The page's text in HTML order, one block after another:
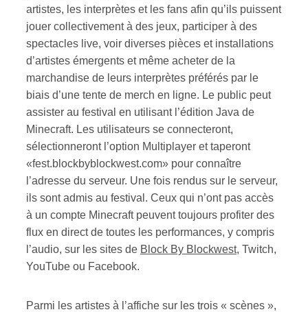
artistes, les interprètes et les fans afin qu’ils puissent
jouer collectivement à des jeux, participer à des
spectacles live, voir diverses pièces et installations
d’artistes émergents et même acheter de la
marchandise de leurs interprètes préférés par le
biais d’une tente de merch en ligne. Le public peut
assister au festival en utilisant l’édition Java de
Minecraft. Les utilisateurs se connecteront,
sélectionneront l’option Multiplayer et taperont
«fest.blockbyblockwest.com» pour connaître
l’adresse du serveur. Une fois rendus sur le serveur,
ils sont admis au festival. Ceux qui n’ont pas accès
à un compte Minecraft peuvent toujours profiter des
flux en direct de toutes les performances, y compris
l’audio, sur les sites de Block By Blockwest, Twitch,
YouTube ou Facebook.
Parmi les artistes à l’affiche sur les trois « scènes »,